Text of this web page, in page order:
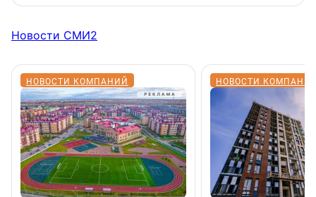
Новости СМИ2
НОВОСТИ КОМПАНИЙ НОВОСТИ